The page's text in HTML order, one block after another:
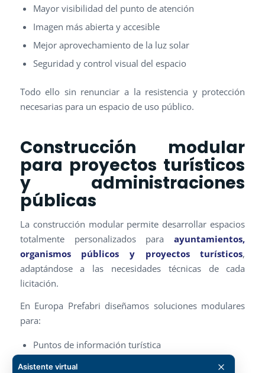
Mayor visibilidad del punto de atención
Imagen más abierta y accesible
Mejor aprovechamiento de la luz solar
Seguridad y control visual del espacio
Todo ello sin renunciar a la resistencia y protección
necesarias para un espacio de uso público.
Construcción modular
para proyectos turísticos
y administraciones
públicas
La construcción modular permite desarrollar espacios
totalmente personalizados paraayuntamientos,
organismos públicos y proyectos turísticos,
adaptándose a las necesidades técnicas de cada
licitación.
En Europa Prefabri diseñamos soluciones modulares
para:
Puntos de información turística
Oficinas de atención al ciudadano
Asistente virtual